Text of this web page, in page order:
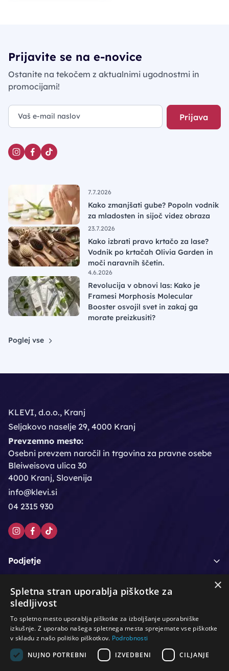
Prijavite se na e-novice
Ostanite na tekočem z aktualnimi ugodnostmi in
promocijami!
Prijava
7.7.2026
Kako zmanjšati gube? Popoln vodnik
za mladosten in sijoč videz obraza
23.7.2026
Kako izbrati pravo krtačo za lase?
Vodnik po krtačah Olivia Garden in
moči naravnih ščetin.
4.6.2026
Revolucija v obnovi las: Kako je
Framesi Morphosis Molecular
Booster osvojil svet in zakaj ga
morate preizkusiti?
Poglej vse
KLEVI, d.o.o., Kranj
Seljakovo naselje 29, 4000 Kranj
Prevzemno mesto:
Osebni prevzem naročil in trgovina za pravne osebe
Bleiweisova ulica 30
4000 Kranj, Slovenija
info@klevi.si
04 2315 930
Podjetje
Moj račun
Podpora strankam
Lasje & nega las / Roke & nohti / Orodje - kozmetično /
×
Spletna stran uporablja piškotke za
sledljivost
To spletno mesto uporablja piškotke za izboljšanje uporabniške
izkušnje. Z uporabo našega spletnega mesta sprejemate vse piškotke
v skladu z našo politiko piškotkov. Podrobnosti
NUJNO POTREBNI
IZVEDBENI CILJANJE